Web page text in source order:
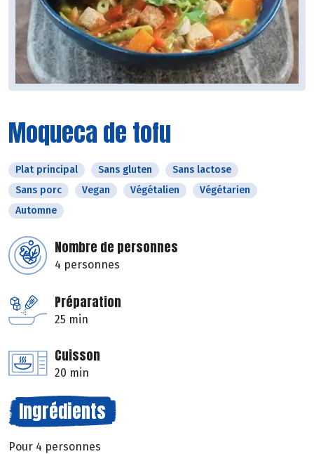
Moqueca de tofu
Plat principal Sans gluten
Sans lactose
Sans porc
Vegan Végétalien
Végétarien
Automne
Nombre de personnes
4 personnes
Préparation
25 min
Cuisson
20 min
Ingrédients
Pour 4 personnes